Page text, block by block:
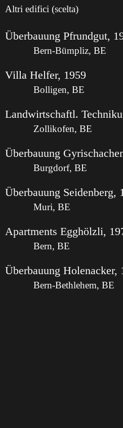
Altri edifici (scelta)
Überbauung Pfrundgut,
Bern-Bümpliz, BE
Villa Helfer, 1959
Bolligen, BE
Landwirtschaftl.
Zollikofen, BE
Überbauung
Burgdorf, BE
Überbauung Seidenberg,
Muri, BE
Apartments Egghölzli,
Bern, BE
Überbauung Holenacker,
Bern-Bethlehem, BE